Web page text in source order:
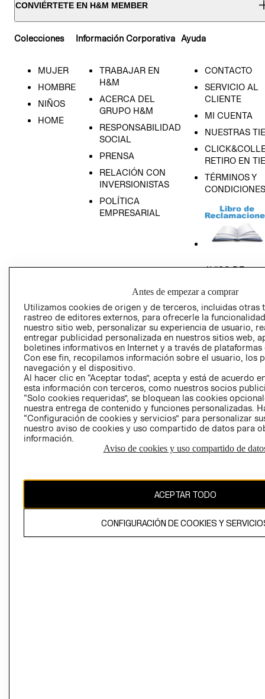
CONVIÉRTETE EN H&M MEMBER
Colecciones
MUJER
HOMBRE
NIÑOS
HOME
Información Corporativa
TRABAJAR EN
H&M
ACERCA DEL
GRUPO H&M
RESPONSABILIDAD
SOCIAL
PRENSA
RELACIÓN CON
INVERSIONISTAS
POLÍTICA
EMPRESARIAL
Ayuda
CONTACTO
SERVICIO AL
CLIENTE
MI CUENTA
NUESTRAS
RETIRO EN
TÉRMINOS Y
CONDICIONES
AVISO DE
GIFT CARD
AVISO DE
Perú (S/)
CAMBIAR REGIÓN
propiedad de H&M Hennes & Mauritz AB
Antes de empezar a comprar
Utilizamos cookies de origen y de terceros, incluidas otras
rastreo de editores externos, para ofrecerle la
nuestro sitio web, personalizar su experiencia de usuario,
entregar publicidad personalizada en nuestros sitios web,
boletines informativos en Internet y a través de plataformas
Con ese fin, recopilamos información sobre el usuario, los
navegación y el dispositivo.
Al hacer clic en “Aceptar todas”, acepta y está de acuerdo
esta información con terceros, como nuestros socios
“Solo cookies requeridas”, se bloquean las cookies
nuestra entrega de contenido y funciones personalizadas.
“Configuración de cookies y servicios” para personalizar
nuestro aviso de cookies y uso compartido de datos para
información.
Aviso de cookies y uso compartido de
ACEPTAR TODO
CONFIGURACIÓN DE COOKIES Y